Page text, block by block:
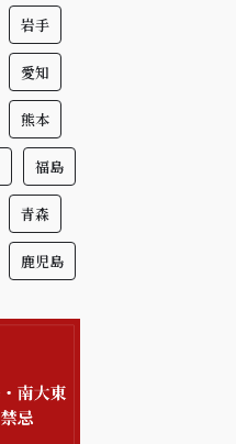
岩手
愛知
熊本
福島
青森
鹿児島